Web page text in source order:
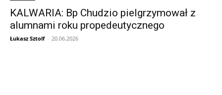
KALWARIA: Bp Chudzio pielgrzymował z
alumnami roku propedeutycznego
Łukasz Sztolf - 20.06.2026